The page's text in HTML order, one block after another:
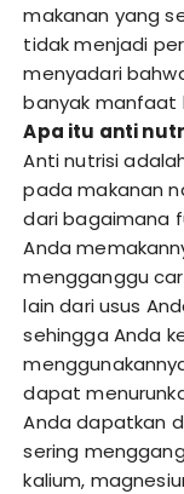
makanan yang
tidak menjadi
menyadari
banyak manfaat
Apa itu anti
Anti nutrisi
pada makanan
dari bagaimana
Anda
mengganggu
lain dari usus
sehingga Anda
dapat
Anda dapatkan
sering
kalium,